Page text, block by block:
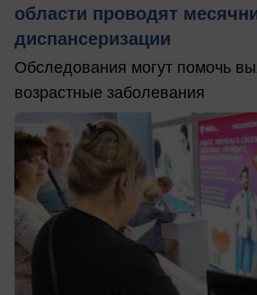
области проводят
диспансеризации
Обследования могут помочь
возрастные заболевания